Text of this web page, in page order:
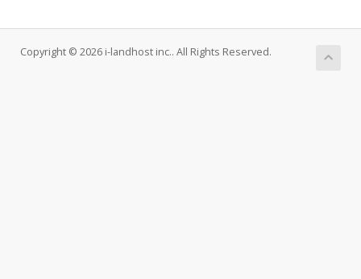
Copyright © 2026 i-landhost inc.. All Rights Reserved.